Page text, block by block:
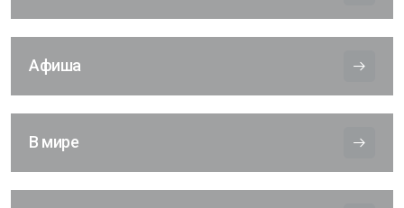
Афиша
В мире